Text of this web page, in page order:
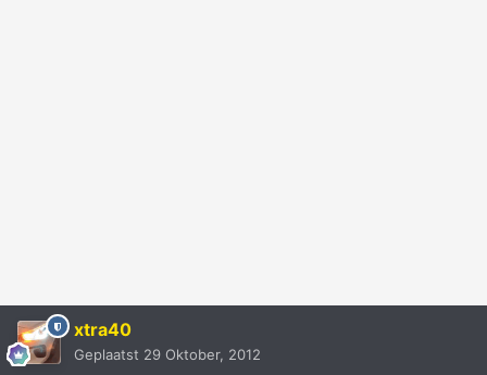
xtra40
Geplaatst 29 Oktober, 2012